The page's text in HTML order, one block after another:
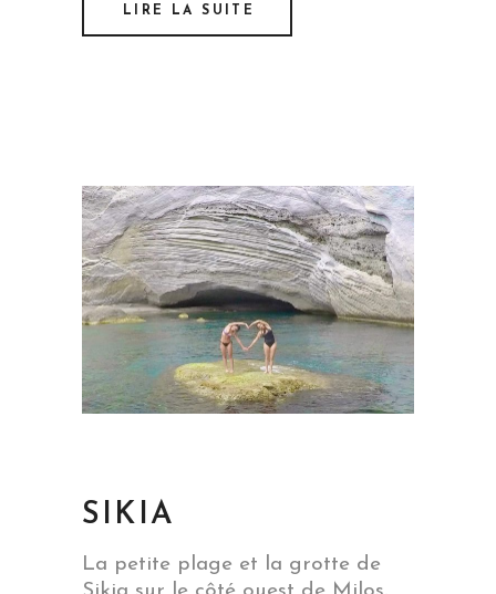
LIRE LA SUITE
SIKIA
La petite plage et la grotte de